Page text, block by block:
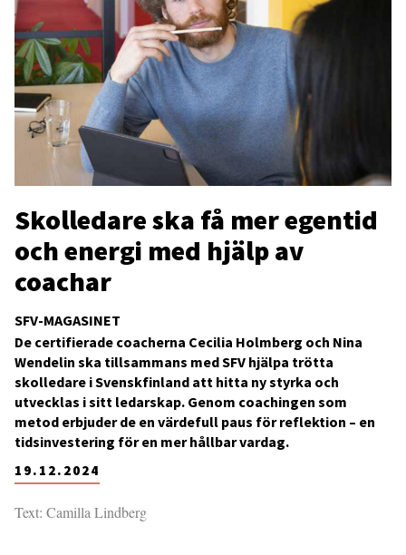
SFV-MAGASINET
Skolledare ska få mer egentid
och energi med hjälp av
coachar
19.12.2024
De certifierade coacherna Cecilia Holmberg och Nina
Wendelin ska tillsammans med SFV hjälpa trötta
skolledare i Svenskfinland att hitta ny styrka och
utvecklas i sitt ledarskap. Genom coachingen som
metod erbjuder de en värdefull paus för reflektion – en
tidsinvestering för en mer hållbar vardag.
Text: Camilla Lindberg